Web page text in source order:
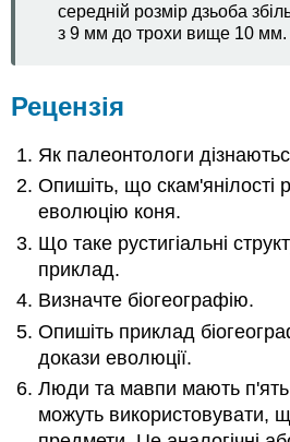
середній розмір дзьоба
з 9 мм до трохи вище 10 мм.
Рецензія
Як палеонтологи
Опишіть, що скам'янілості
еволюцію коня.
Що таке рустигіальні
приклад.
Визначте біогеографію.
Опишіть приклад
докази еволюції.
Люди та мавпи мають п'ять
можуть використовувати,